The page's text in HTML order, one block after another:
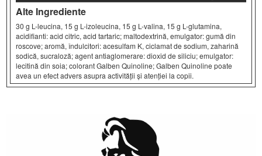
Alte Ingrediente
30 g L-leucina, 15 g L-izoleucina, 15 g L-valina, 15 g L-glutamina,
acidifianti: acid citric, acid tartaric; maltodextrină, emulgator: gumă din
roscove; aromă, îndulcitori: acesulfam K, ciclamat de sodium, zaharină
sodică, sucraloză; agent antiaglomerare: dioxid de siliciu; emulgator:
lecitină din soia; colorant Galben Quinoline; Galben Quinoline poate
avea un efect advers asupra activității și atenției la copii.